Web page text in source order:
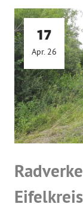
17
Apr. 26